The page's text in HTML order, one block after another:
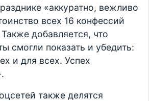
«аккуратно, вежливо
всех 16 конфессий
добавляется, что
смогли показать и убедить:
и для всех. Успех
также делятся